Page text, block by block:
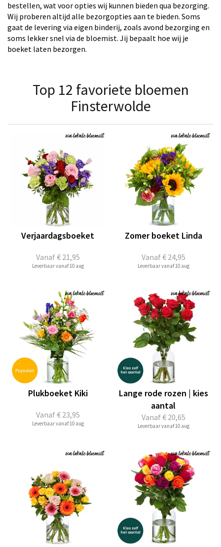
bestellen, wat voor opties wij kunnen bieden qua bezorging.
Wij proberen altijd alle bezorgopties aan te bieden. Soms
gaat de levering via eigen binderij, zoals avond bezorging en
soms lekker snel via de bloemist. Jij bepaalt hoe wij je
boeket laten bezorgen.
Top 12 favoriete bloemen
Finsterwolde
Vanaf€ 21,95
Verjaardagsboeket
Leverbaar vanaf 10 aug
Vanaf€ 24,95
Zomer boeket Linda
Leverbaar vanaf 10 aug
Vanaf€ 23,95
Plukboeket Kiki
Leverbaar vanaf 10 aug
Vanaf€ 20,65
Lange rode rozen | kies
aantal
Leverbaar vanaf 10 aug